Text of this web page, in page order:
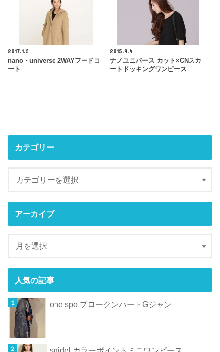
2017.1.5
nano・universe 2WAYフードコ
ート
2015.9.4
ナノユニバース カット×CNスカ
ートドッキングワンピース
カテゴリー
アーカイブ
人気の記事
one spo ブロークンハートGジャン
snidel カラーポイントミニワンピース